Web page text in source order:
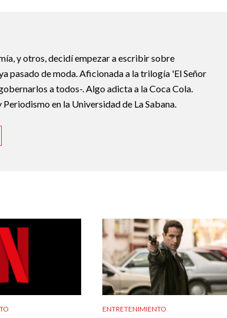
y otros, decidí empezar a escribir sobre
pasado de moda. Aficionada a la trilogía 'El Señor
a todos-. Algo adicta a la Coca Cola.
en la Universidad de La Sabana.
ENTRETENIMIENTO